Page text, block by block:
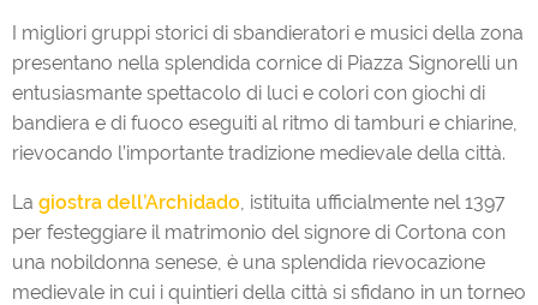
I migliori gruppi storici di sbandieratori e musici della zona
presentano nella splendida cornice di Piazza Signorelli un
entusiasmante spettacolo di luci e colori con giochi di
bandiera e di fuoco eseguiti al ritmo di tamburi e chiarine,
rievocando l’importante tradizione medievale della città.
La giostra dell’Archidado, istituita ufficialmente nel 1397
per festeggiare il matrimonio del signore di Cortona con
una nobildonna senese, è una splendida rievocazione
medievale in cui i quintieri della città si sfidano in un torneo